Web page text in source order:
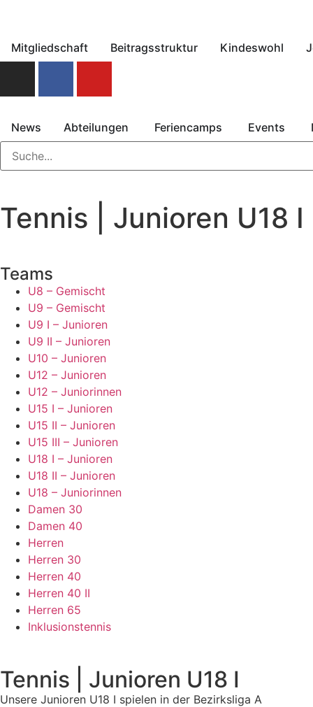
Mitgliedschaft Beitragsstruktur Kindeswohl
News Abteilungen Feriencamps Events
Tennis | Junioren U18 I
Teams
U8 – Gemischt
U9 – Gemischt
U9 I – Junioren
U9 II – Junioren
U10 – Junioren
U12 – Junioren
U12 – Juniorinnen
U15 I – Junioren
U15 II – Junioren
U15 III – Junioren
U18 I – Junioren
U18 II – Junioren
U18 – Juniorinnen
Damen 30
Damen 40
Herren
Herren 30
Herren 40
Herren 40 II
Herren 65
Inklusionstennis
Tennis | Junioren U18 I
Unsere Junioren U18 I spielen in der Bezirksliga A